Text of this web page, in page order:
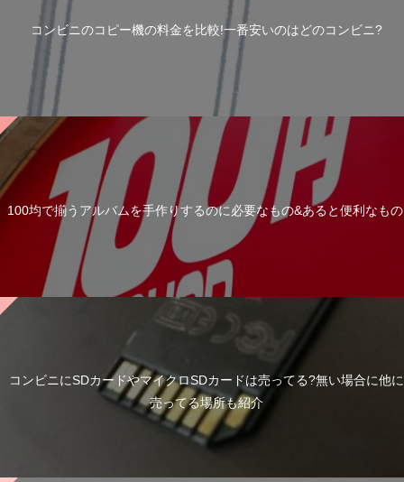
コンビニのコピー機の料金を比較!一番安いのはどのコンビニ?
100均で揃うアルバムを手作りするのに必要なもの&あると便利なも
コンビニにSDカードやマイクロSDカードは売ってる?無い場合に他に
売ってる場所も紹介